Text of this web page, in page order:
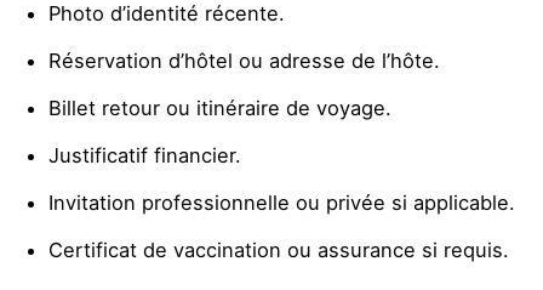
Photo d’identité récente.
Réservation d’hôtel ou adresse de l’hôte.
Billet retour ou itinéraire de voyage.
Justificatif financier.
Invitation professionnelle ou privée si applicable.
Certificat de vaccination ou assurance si requis.